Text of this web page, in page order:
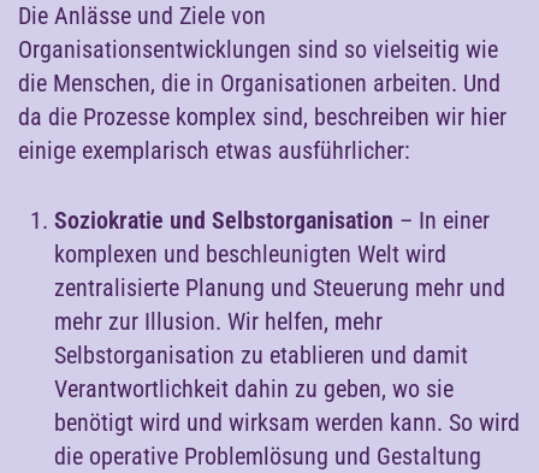
Die Anlässe und Ziele von
Organisationsentwicklungen sind so vielseitig wie
die Menschen, die in Organisationen arbeiten. Und
da die Prozesse komplex sind, beschreiben wir hier
einige exemplarisch etwas ausführlicher:
Soziokratie und Selbstorganisation – In einer
komplexen und beschleunigten Welt wird
zentralisierte Planung und Steuerung mehr und
mehr zur Illusion. Wir helfen, mehr
Selbstorganisation zu etablieren und damit
Verantwortlichkeit dahin zu geben, wo sie
benötigt wird und wirksam werden kann. So wird
die operative Problemlösung und Gestaltung